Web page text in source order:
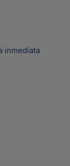
inmediata